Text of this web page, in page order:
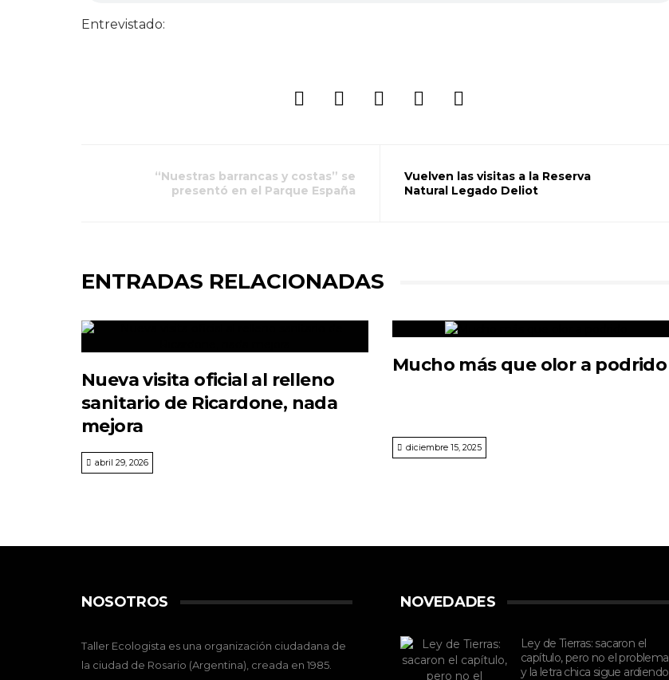
Entrevistado:
“Nuestras barrancas y costas” se
presentó en el Parque España
Vuelven las visitas a la Reserva
Natural Legado Deliot
ENTRADAS RELACIONADAS
Nueva visita oficial al relleno
sanitario de Ricardone, nada
mejora
abril 29, 2026
Mucho más que olor a podrido
diciembre 15, 2025
NOSOTROS
Taller Ecologista es una organización ciudadana de
la ciudad de Rosario (Argentina), creada en 1985.
NOVEDADES
Ley de Tierras: sacaron el
capítulo, pero no el problema
y la letra chica sigue ardiendo